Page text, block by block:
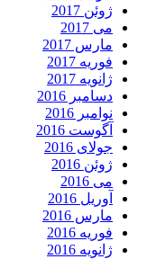
ژوئن 2017
می 2017
مارس 2017
فوریه 2017
ژانویه 2017
دسامبر 2016
نوامبر 2016
آگوست 2016
جولای 2016
ژوئن 2016
می 2016
آوریل 2016
مارس 2016
فوریه 2016
ژانویه 2016